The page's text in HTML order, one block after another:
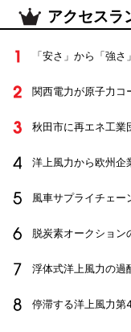
アクセスラ
「安さ」から「強
関西電力が原子力コ
秋田市に再エネ工
洋上風力から欧州
風車サプライチェ
脱炭素オークショ
浮体式洋上風力の過
停滞する洋上風力